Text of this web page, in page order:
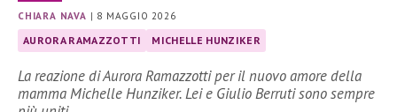
CHIARA NAVA | 8 MAGGIO 2026
AURORA RAMAZZOTTI MICHELLE HUNZIKER
La reazione di Aurora Ramazzotti per il nuovo amore della
mamma Michelle Hunziker. Lei e Giulio Berruti sono sempre